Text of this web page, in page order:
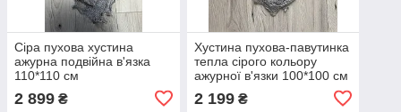
Сіра пухова хустина
ажурна подвійна в'язка
110*110 см
2 899 ₴
Хустина пухова-павутинка
тепла сірого кольору
ажурної в'язки 100*100 см
2 199₴